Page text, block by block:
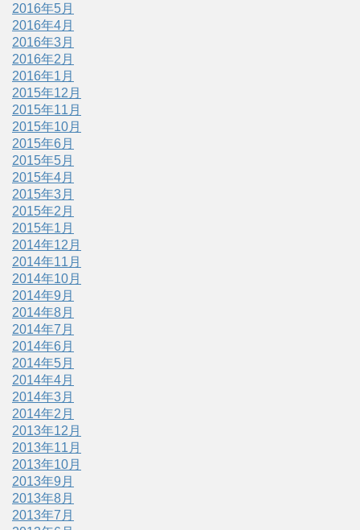
2016年5月
2016年4月
2016年3月
2016年2月
2016年1月
2015年12月
2015年11月
2015年10月
2015年6月
2015年5月
2015年4月
2015年3月
2015年2月
2015年1月
2014年12月
2014年11月
2014年10月
2014年9月
2014年8月
2014年7月
2014年6月
2014年5月
2014年4月
2014年3月
2014年2月
2013年12月
2013年11月
2013年10月
2013年9月
2013年8月
2013年7月